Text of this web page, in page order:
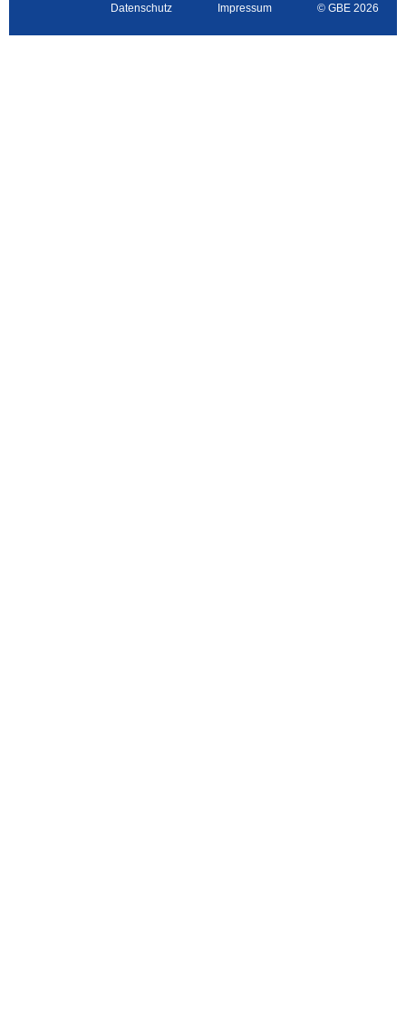
Datenschutz Impressum © GBE 2026